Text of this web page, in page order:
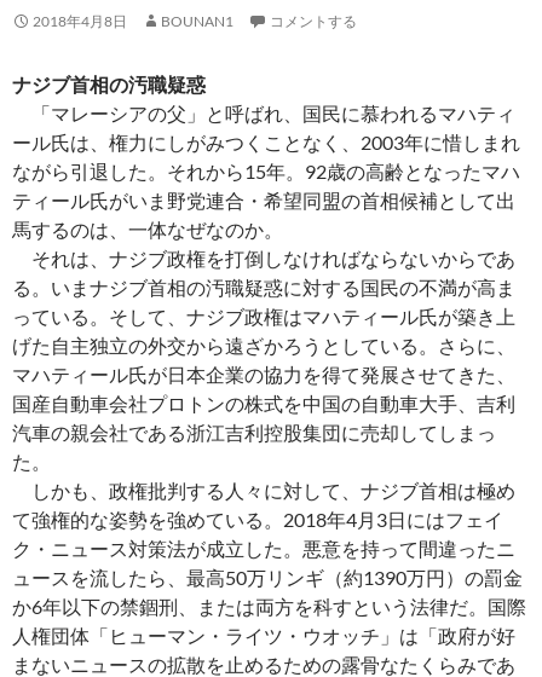
2018年4月8日 BOUNAN1 コメントする
ナジブ首相の汚職疑惑
「マレーシアの父」と呼ばれ、国民に慕われるマハティ
ール氏は、権力にしがみつくことなく、2003年に惜しまれ
ながら引退した。それから15年。92歳の高齢となったマハ
ティール氏がいま野党連合・希望同盟の首相候補として出
馬するのは、一体なぜなのか。
それは、ナジブ政権を打倒しなければならないからであ
る。いまナジブ首相の汚職疑惑に対する国民の不満が高ま
っている。そして、ナジブ政権はマハティール氏が築き上
げた自主独立の外交から遠ざかろうとしている。さらに、
マハティール氏が日本企業の協力を得て発展させてきた、
国産自動車会社プロトンの株式を中国の自動車大手、吉利
汽車の親会社である浙江吉利控股集団に売却してしまっ
た。
しかも、政権批判する人々に対して、ナジブ首相は極め
て強権的な姿勢を強めている。2018年4月3日にはフェイ
ク・ニュース対策法が成立した。悪意を持って間違ったニ
ュースを流したら、最高50万リンギ（約1390万円）の罰金
か6年以下の禁錮刑、または両方を科すという法律だ。国際
人権団体「ヒューマン・ライツ・ウオッチ」は「政府が好
まないニュースの拡散を止めるための露骨なたくらみであ